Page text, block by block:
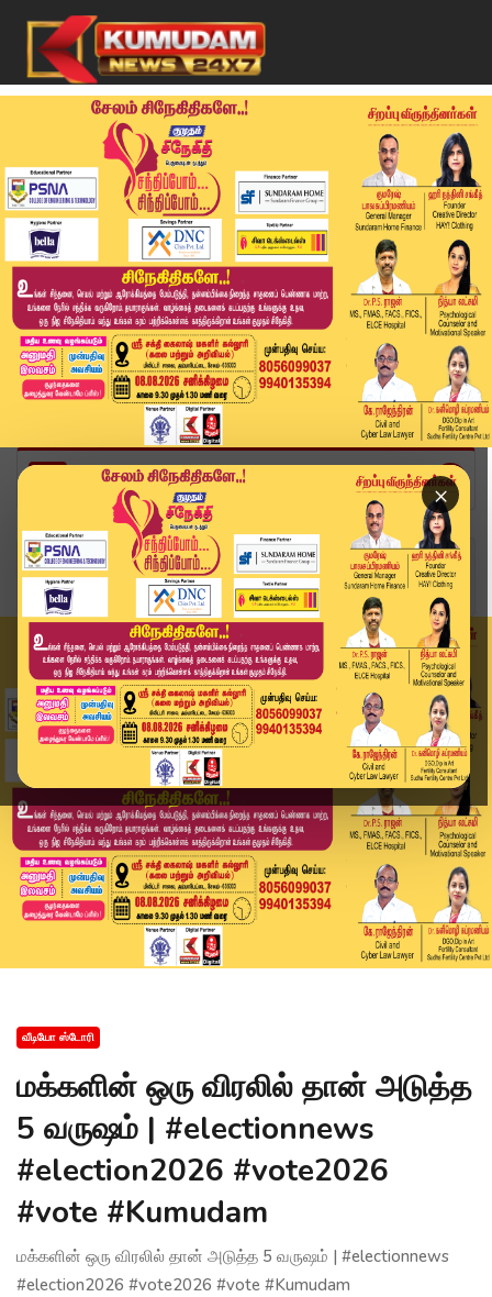
×
Home
வீடியோ ஸ்டோரி
மக்களின் ஒரு விரலில் தான் அடுத்த 5 வருஷம் | #el...
வீடியோ ஸ்டோரி
மக்களின் ஒரு விரலில் தான் அடுத்த
5 வருஷம் | #electionnews
#election2026 #vote2026
#vote #Kumudam
மக்களின் ஒரு விரலில் தான் அடுத்த 5 வருஷம் | #electionnews
#election2026 #vote2026 #vote #Kumudam